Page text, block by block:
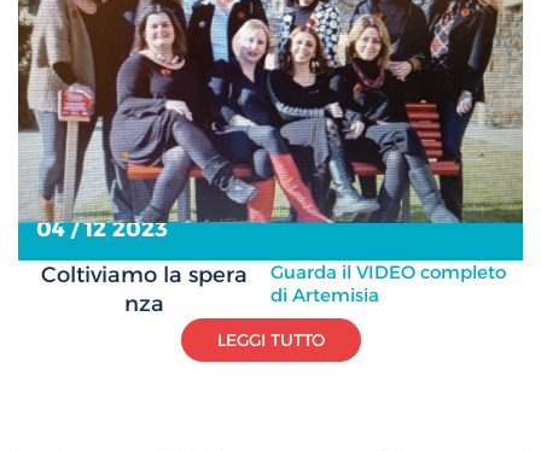
Coltiviamo la spera
nza
Guarda il VIDEO completo
di Artemisia
04 / 12 2023
LEGGI TUTTO